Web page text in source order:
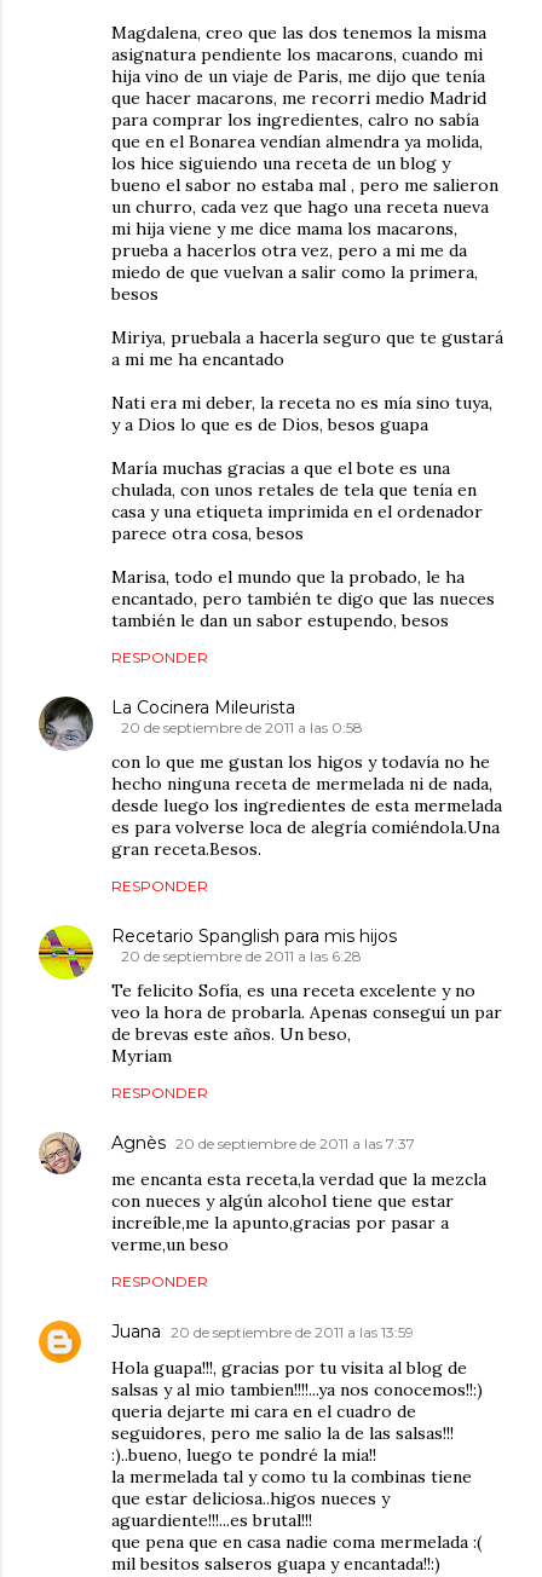
Magdalena, creo que las dos tenemos la misma
asignatura pendiente los macarons, cuando mi
hija vino de un viaje de Paris, me dijo que tenía
que hacer macarons, me recorri medio Madrid
para comprar los ingredientes, calro no sabía
que en el Bonarea vendían almendra ya molida,
los hice siguiendo una receta de un blog y
bueno el sabor no estaba mal , pero me salieron
un churro, cada vez que hago una receta nueva
mi hija viene y me dice mama los macarons,
prueba a hacerlos otra vez, pero a mi me da
miedo de que vuelvan a salir como la primera,
besos
Miriya, pruebala a hacerla seguro que te gustará
a mi me ha encantado
Nati era mi deber, la receta no es mía sino tuya,
y a Dios lo que es de Dios, besos guapa
María muchas gracias a que el bote es una
chulada, con unos retales de tela que tenía en
casa y una etiqueta imprimida en el ordenador
parece otra cosa, besos
Marisa, todo el mundo que la probado, le ha
encantado, pero también te digo que las nueces
también le dan un sabor estupendo, besos
RESPONDER
La Cocinera Mileurista
20 de septiembre de 2011 a las 0:58
con lo que me gustan los higos y todavía no he
hecho ninguna receta de mermelada ni de nada,
desde luego los ingredientes de esta mermelada
es para volverse loca de alegría comiéndola.Una
gran receta.Besos.
RESPONDER
Recetario Spanglish para mis hijos
20 de septiembre de 2011 a las 6:28
Te felicito Sofía, es una receta excelente y no
veo la hora de probarla. Apenas conseguí un par
de brevas este años. Un beso,
Myriam
RESPONDER
Agnès 20 de septiembre de 2011 a las 7:37
me encanta esta receta,la verdad que la mezcla
con nueces y algún alcohol tiene que estar
increíble,me la apunto,gracias por pasar a
verme,un beso
RESPONDER
Juana 20 de septiembre de 2011 a las 13:59
Hola guapa!!!, gracias por tu visita al blog de
salsas y al mio tambien!!!!...ya nos conocemos!!:)
queria dejarte mi cara en el cuadro de
seguidores, pero me salio la de las salsas!!!
:)..bueno, luego te pondré la mia!!
la mermelada tal y como tu la combinas tiene
que estar deliciosa..higos nueces y
aguardiente!!!...es brutal!!!
que pena que en casa nadie coma mermelada :(
mil besitos salseros guapa y encantada!!:)